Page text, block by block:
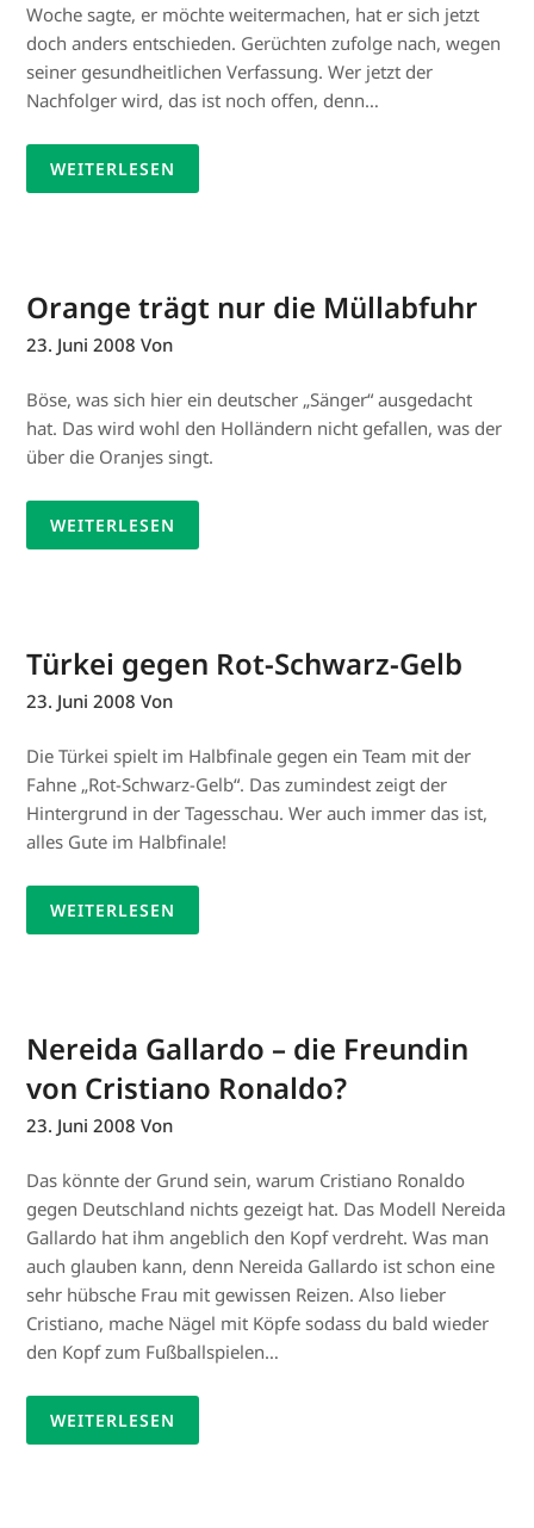
Woche sagte, er möchte weitermachen, hat er sich jetzt
doch anders entschieden. Gerüchten zufolge nach, wegen
seiner gesundheitlichen Verfassung. Wer jetzt der
Nachfolger wird, das ist noch offen, denn…
WEITERLESEN
Orange trägt nur die Müllabfuhr
23. Juni 2008 Von
Böse, was sich hier ein deutscher „Sänger“ ausgedacht
hat. Das wird wohl den Holländern nicht gefallen, was der
über die Oranjes singt.
WEITERLESEN
Türkei gegen Rot-Schwarz-Gelb
23. Juni 2008 Von
Die Türkei spielt im Halbfinale gegen ein Team mit der
Fahne „Rot-Schwarz-Gelb“. Das zumindest zeigt der
Hintergrund in der Tagesschau. Wer auch immer das ist,
alles Gute im Halbfinale!
WEITERLESEN
Nereida Gallardo – die Freundin
von Cristiano Ronaldo?
23. Juni 2008 Von
Das könnte der Grund sein, warum Cristiano Ronaldo
gegen Deutschland nichts gezeigt hat. Das Modell Nereida
Gallardo hat ihm angeblich den Kopf verdreht. Was man
auch glauben kann, denn Nereida Gallardo ist schon eine
sehr hübsche Frau mit gewissen Reizen. Also lieber
Cristiano, mache Nägel mit Köpfe sodass du bald wieder
den Kopf zum Fußballspielen…
WEITERLESEN